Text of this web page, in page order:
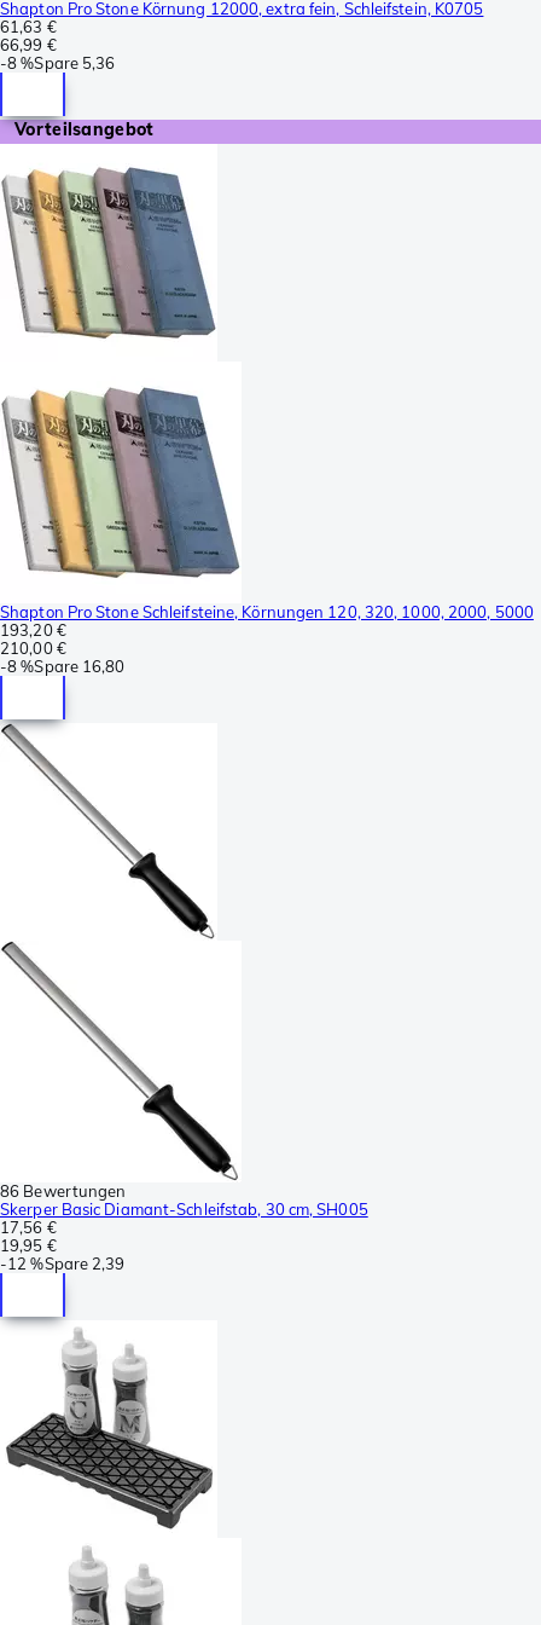
Shapton Pro Stone Körnung 12000, extra fein, Schleifstein, K0705
61,63 €
66,99 €
-8 %Spare 5,36
Vorteilsangebot
Shapton Pro Stone Schleifsteine, Körnungen 120, 320, 1000, 2000, 5000
193,20 €
210,00 €
-8 %Spare 16,80
86 Bewertungen
Skerper Basic Diamant-Schleifstab, 30 cm, SH005
17,56 €
19,95 €
-12 %Spare 2,39